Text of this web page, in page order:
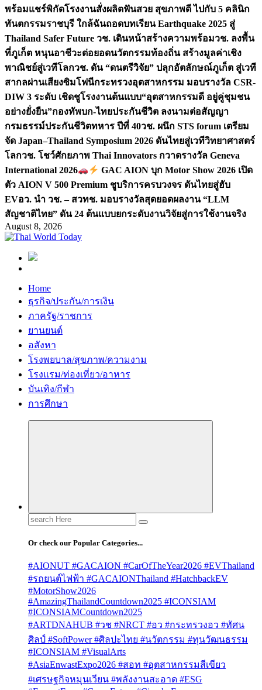
พร้อมแชร์พิกัดโรงงานสั่งผลิตฟันสวย สุขภาพดี ไปกับ 5 คลินิก
ทันตกรรมราชบุรี ใกล้ฉันถอดบทเรียน Earthquake 2025 สู่
Thailand Safer Future วช. เดินหน้าสร้างความพร้อมวช. ลงพื้น
ที่ภูเก็ต หนุนอาชีวะต่อยอดนวัตกรรมท้องถิ่น สร้างมูลค่าเชิง
พาณิชย์สู่เวทีโลกวช. ดัน “ดนตรีวิจัย” ปลุกอัตลักษณ์ภูเก็ต สู่เวที
สากลผ่านเสียงซิมโฟนีกระทรวงอุตสาหกรรม มอบรางวัล CSR-
DIW 3 ระดับ เชิดชูโรงงานต้นแบบ“อุตสาหกรรมดี อยู่คู่ชุมชน
อย่างยั่งยืน”กองทัพบก-ไทยประกันชีวิต ลงนามต่อสัญญา
กรมธรรม์ประกันชีวิตทหาร ปีที่ 40วช. ผนึก STS forum เตรียม
จัด Japan–Thailand Symposium 2026 ดันไทยสู่เวทีวิทยาศาสตร์
โลกวช. โชว์ศักยภาพ Thai Innovators กวาดรางวัล Geneva
International 2026
GAC AION บุก Motor Show 2026 เปิด
ตัว AION V 500 Premium ชูบริการครบวงจร ดันไทยสู่ฮับ
EVอว. นำ วช. – สวทช. มอบรางวัลสุดยอดผลงาน “LLM
สัญชาติไทย” ดัน 24 ต้นแบบยกระดับงานวิจัยสู่การใช้งานจริง
August 8, 2026
Home
ธุรกิจ/ประกัน/การเงิน
ภาครัฐ/ราชการ
ยานยนต์
อสังหา
โรงพยบาล/สุขภาพ/ความงาม
โรงแรม/ท่องเที่ยว/อาหาร
บันเทิง/กีฬา
การศึกษา
Search
for:
Or check our Popular Categories...
#AIONUT #GACAION #CarOfTheYear2026 #EVThailand
#รถยนต์ไฟฟ้า #GACAIONThailand #HatchbackEV
#MotorShow2026
#AmazingThailandCountdown2025 #ICONSIAM
#ICONSIAMCountdown2025
#ARTDNAHUB #วช #NRCT #อว #กระทรวงอว #ทัศน
ศิลป์ #SoftPower #ศิลปะไทย #นวัตกรรม #ทุนวัฒนธรรม
#ICONSIAM #VisualArts
#AsiaEnwastExpo2026 #สอท #อุตสาหกรรมสีเขียว
#เศรษฐกิจหมุนเวียน #พลังงานสะอาด #ESG